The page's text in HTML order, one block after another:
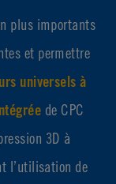
plus importants
et permettre
universels à
de CPC
3D à
l’utilisation de